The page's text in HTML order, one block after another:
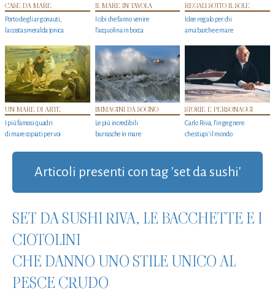
CASE DA MARE
Porto degli argonauti,
la costa smeralda jonica
IL MARE IN TAVOLA
I cibi che fanno venire
l’acquolina in bocca
REGALI SOTTO IL SOLE
Idee regalo per chi
ama barche e mare
UN MARE DI ARTE
I più famosi quadri
di mare copiati per voi
IMMAGINI DA SOGNO
Le più incredibili
burrasche in mare
STORIE E PERSONAGGI
Carlo Riva, l’ingegnere
che stupi' il mondo
Articoli presenti con tag 'set da sushi'
SET DA SUSHI RIVA, LE BACCHETTE E I
CIOTOLINI
CHE DANNO UNO STILE UNICO AL
PESCE CRUDO